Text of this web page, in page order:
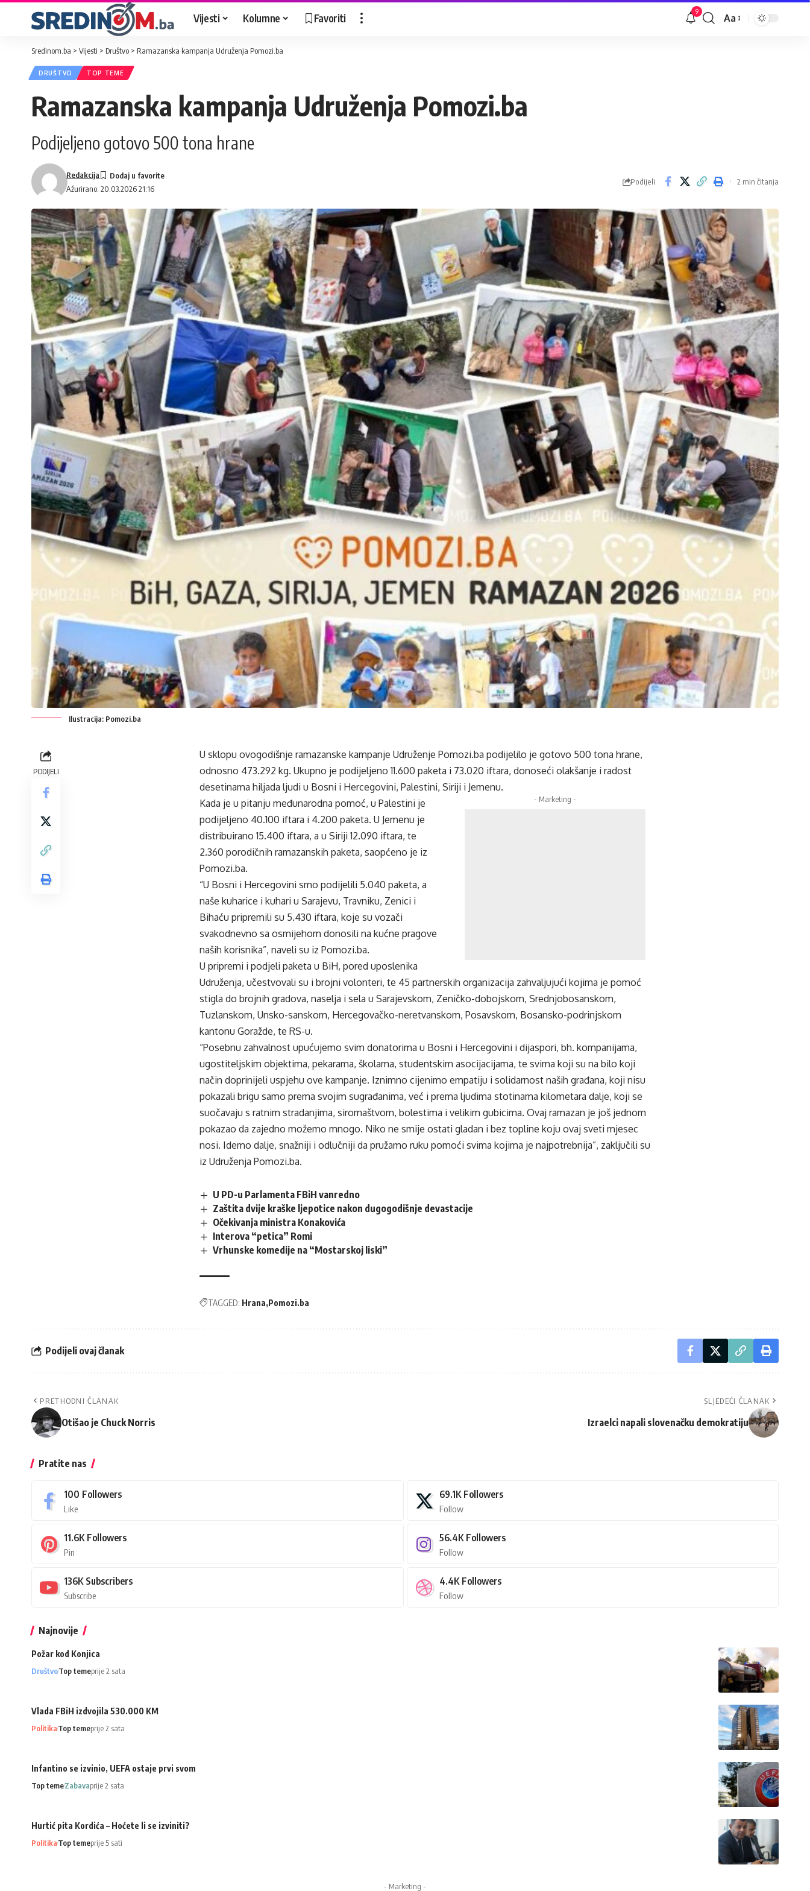
Vijesti Kolumne Favoriti 9
Veličina
Aa
Sredinom.ba > Vijesti > Društvo > Ramazanska kampanja Udruženja Pomozi.ba
DRUŠTVO TOP TEME
Ramazanska kampanja Udruženja Pomozi.ba
Podijeljeno gotovo 500 tona hrane
Ažurirano: 20.03.2026 21:16
Redakcija
Podijeli 2 min čitanja
Ilustracija: Pomozi.ba
PODIJELI
U sklopu ovogodišnje ramazanske kampanje Udruženje Pomozi.ba podijelilo je gotovo 500 tona hrane,
odnosno 473.292 kg. Ukupno je podijeljeno 11.600 paketa i 73.020 iftara, donoseći olakšanje i radost
desetinama hiljada ljudi u Bosni i Hercegovini, Palestini, Siriji i Jemenu.
- Marketing -
Kada je u pitanju međunarodna pomoć, u Palestini je
podijeljeno 40.100 iftara i 4.200 paketa. U Jemenu je
distribuirano 15.400 iftara, a u Siriji 12.090 iftara, te
2.360 porodičnih ramazanskih paketa, saopćeno je iz
Pomozi.ba.
“U Bosni i Hercegovini smo podijelili 5.040 paketa, a
naše kuharice i kuhari u Sarajevu, Travniku, Zenici i
Bihaću pripremili su 5.430 iftara, koje su vozači
svakodnevno sa osmijehom donosili na kućne pragove
naših korisnika”, naveli su iz Pomozi.ba.
U pripremi i podjeli paketa u BiH, pored uposlenika
Udruženja, učestvovali su i brojni volonteri, te 45 partnerskih organizacija zahvaljujući kojima je pomoć
stigla do brojnih gradova, naselja i sela u Sarajevskom, Zeničko-dobojskom, Srednjobosanskom,
Tuzlanskom, Unsko-sanskom, Hercegovačko-neretvanskom, Posavskom, Bosansko-podrinjskom
kantonu Goražde, te RS-u.
“Posebnu zahvalnost upućujemo svim donatorima u Bosni i Hercegovini i dijaspori, bh. kompanijama,
ugostiteljskim objektima, pekarama, školama, studentskim asocijacijama, te svima koji su na bilo koji
način doprinijeli uspjehu ove kampanje. Iznimno cijenimo empatiju i solidarnost naših građana, koji nisu
pokazali brigu samo prema svojim sugrađanima, već i prema ljudima stotinama kilometara dalje, koji se
suočavaju s ratnim stradanjima, siromaštvom, bolestima i velikim gubicima. Ovaj ramazan je još jednom
pokazao da zajedno možemo mnogo. Niko ne smije ostati gladan i bez topline koju ovaj sveti mjesec
nosi. Idemo dalje, snažniji i odlučniji da pružamo ruku pomoći svima kojima je najpotrebnija”, zaključili su
iz Udruženja Pomozi.ba.
U PD-u Parlamenta FBiH vanredno
Zaštita dvije kraške ljepotice nakon dugogodišnje devastacije
Očekivanja ministra Konakovića
Interova “petica” Romi
Vrhunske komedije na “Mostarskoj liski”
TAGGED: Hrana Pomozi.ba
Podijeli ovaj članak
PRETHODNI ČLANAK
Otišao je Chuck Norris
SLJEDEĆI ČLANAK
Izraelci napali slovenačku demokratiju
Pratite nas
100 Followers
Like
69.1K Followers
Follow
11.6K Followers
Pin
56.4K Followers
Follow
136K Subscribers
Subscribe
4.4K Followers
Follow
Najnovije
Požar kod Konjica
DruštvoTop temeprije 2 sata
Vlada FBiH izdvojila 530.000 KM
PolitikaTop temeprije 2 sata
Infantino se izvinio, UEFA ostaje prvi svom
Top temeZabavaprije 2 sata
Hurtić pita Kordića – Hoćete li se izviniti?
PolitikaTop temeprije 5 sati
- Marketing -